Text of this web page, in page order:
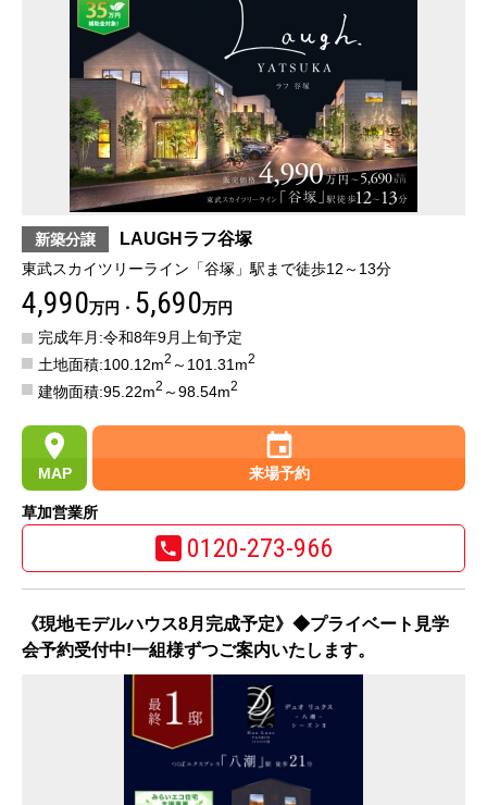
草加営業所
0120-273-966
新築分譲 LAUGHラフ谷塚
東武スカイツリーライン「谷塚」駅まで徒歩12～13分
4,990万円・ 5,690万円
完成年月:令和8年9月上旬予定
土地面積:100.12m2 ～101.31m2
建物面積:95.22m2 ～98.54m2
MAP 来場予約
《現地モデルハウス8月完成予定》◆プライベート見学
会予約受付中!一組様ずつご案内いたします。